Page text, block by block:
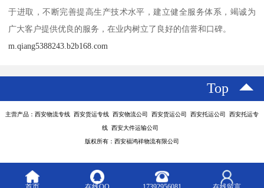
于进取，不断完善提高生产技术水平，建立健全服务体系，竭诚为
广大客户提供优良的服务，在业内树立了良好的信誉和口碑。
m.qiang5388243.b2b168.com
Top
主营产品：西安物流专线 西安货运专线 西安物流公司 西安货运公司 西安托运公司 西安托运专
线 西安大件运输公司
版权所有：西安福鸿祥物流有限公司